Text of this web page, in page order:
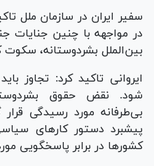
سفیر ایران در سازمان ملل
در مواجهه با چنین
بین‌الملل بشردوستانه،
ایروانی تاکید کرد: تجاوز
شود. نقض حقوق
بی‌طرفانه مورد رسیدگی
پیشبرد دستور کار‌های
کشور‌ها در برابر پاسخگویی